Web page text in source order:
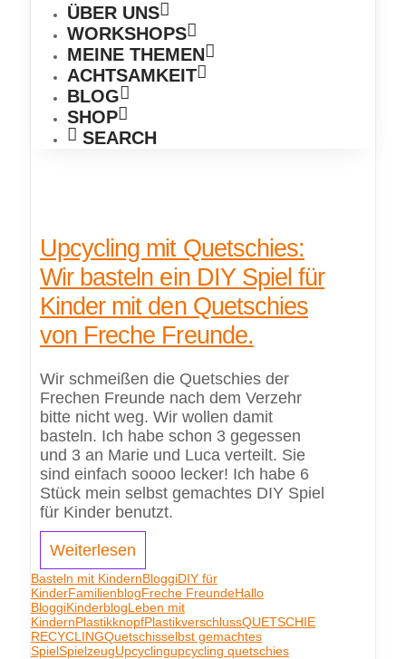
ÜBER UNS
WORKSHOPS
MEINE THEMEN
ACHTSAMKEIT
BLOG
SHOP
SEARCH
Upcycling mit Quetschies:
Wir basteln ein DIY Spiel für
Kinder mit den Quetschies
von Freche Freunde.
Wir schmeißen die Quetschies der
Frechen Freunde nach dem Verzehr
bitte nicht weg. Wir wollen damit
basteln. Ich habe schon 3 gegessen
und 3 an Marie und Luca verteilt. Sie
sind einfach soooo lecker! Ich habe 6
Stück mein selbst gemachtes DIY Spiel
für Kinder benutzt.
Weiterlesen
Basteln mit KindernBloggiDIY für
KinderFamilienblogFreche FreundeHallo
BloggiKinderblogLeben mit
KindernPlastikknopfPlastikverschlussQUETSCHIE
RECYCLINGQuetschisselbst gemachtes
SpielSpielzeugUpcyclingupcycling quetschies